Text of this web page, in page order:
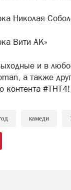
Николая
Вити АК»
и в
а также
контента #ТНТ4!
камеди